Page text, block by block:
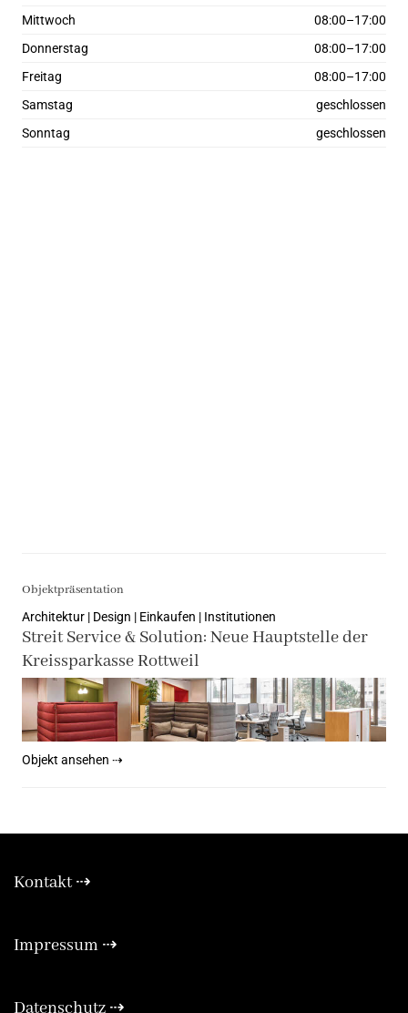
Mittwoch
08:00–17:00
Donnerstag
08:00–17:00
Freitag
08:00–17:00
Samstag
geschlossen
Sonntag
geschlossen
Objektpräsentation
Architektur | Design | Einkaufen | Institutionen
Streit Service & Solution: Neue Hauptstelle der
Kreissparkasse Rottweil
Objekt ansehen ⇢
Kontakt ⇢
Impressum ⇢
Datenschutz ⇢